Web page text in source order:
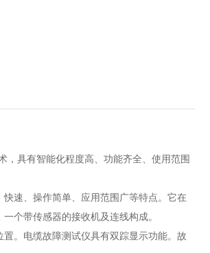
具有智能化程度高、功能齐全、使用范围
速、操作简单、应用范围广等特点。它在
个带传感器的接收机及连线构成。
。电缆故障测试仪具有双踪显示功能。故